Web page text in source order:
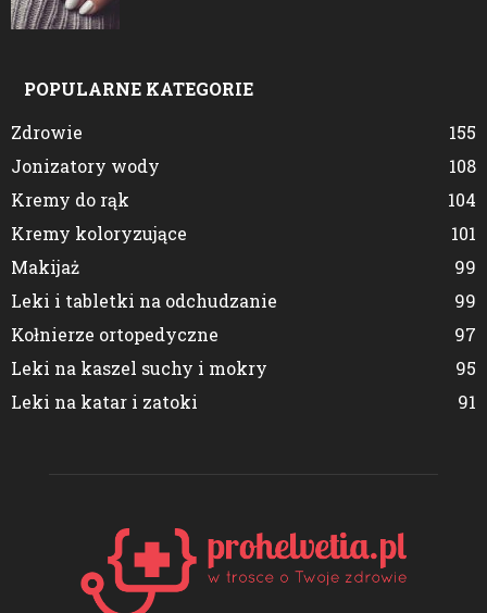
POPULARNE KATEGORIE
Zdrowie
155
Jonizatory wody
108
Kremy do rąk
104
Kremy koloryzujące
101
Makijaż
99
Leki i tabletki na odchudzanie
99
Kołnierze ortopedyczne
97
Leki na kaszel suchy i mokry
95
Leki na katar i zatoki
91